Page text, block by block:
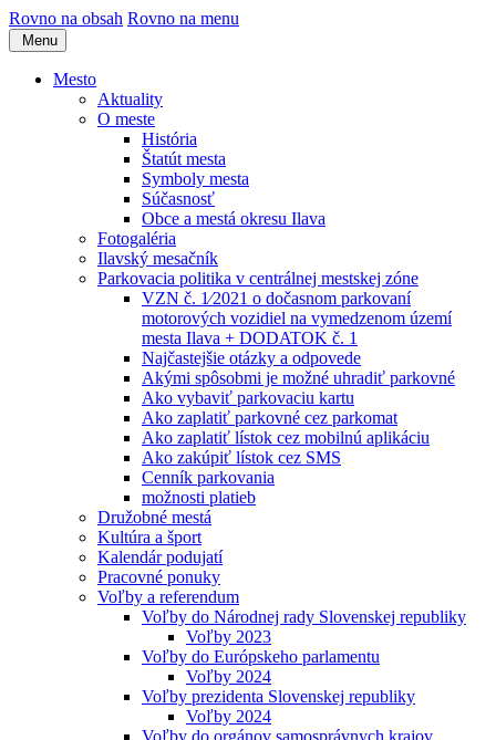
Rovno na obsah Rovno na menu
Menu
Mesto
Aktuality
O meste
História
Štatút mesta
Symboly mesta
Súčasnosť
Obce a mestá okresu Ilava
Fotogaléria
Ilavský mesačník
Parkovacia politika v centrálnej mestskej zóne
VZN č. 1⁄2021 o dočasnom parkovaní
motorových vozidiel na vymedzenom území
mesta Ilava + DODATOK č. 1
Najčastejšie otázky a odpovede
Akými spôsobmi je možné uhradiť parkovné
Ako vybaviť parkovaciu kartu
Ako zaplatiť parkovné cez parkomat
Ako zaplatiť lístok cez mobilnú aplikáciu
Ako zakúpiť lístok cez SMS
Cenník parkovania
možnosti platieb
Družobné mestá
Kultúra a šport
Kalendár podujatí
Pracovné ponuky
Voľby a referendum
Voľby do Národnej rady Slovenskej republiky
Voľby 2023
Voľby do Európskeho parlamentu
Voľby 2024
Voľby prezidenta Slovenskej republiky
Voľby 2024
Voľby do orgánov samosprávnych krajov